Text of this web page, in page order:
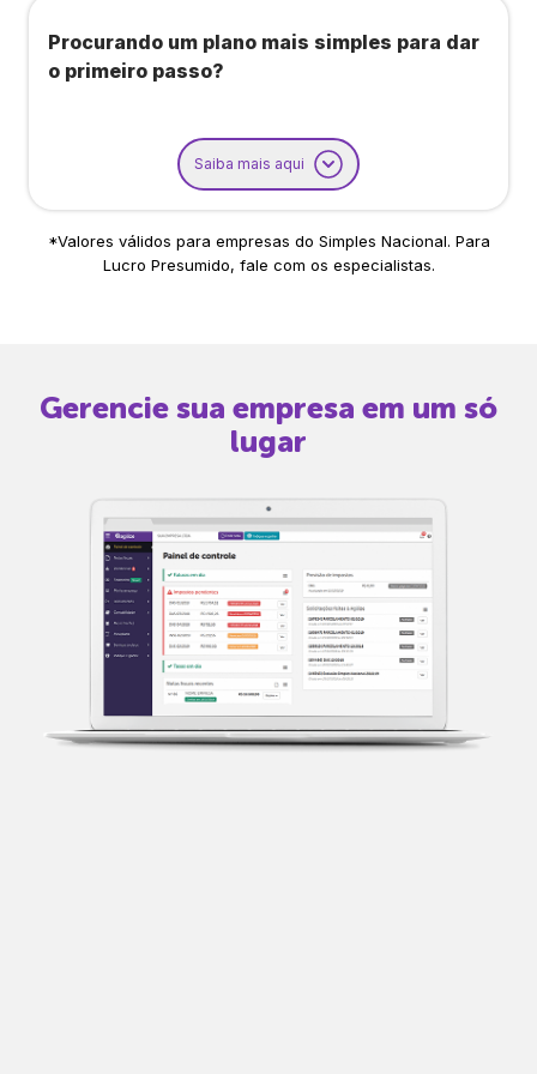
Procurando um plano mais simples para dar
o primeiro passo?
Saiba mais aqui
*Valores válidos para empresas do Simples Nacional. Para
Lucro Presumido, fale com os especialistas.
Gerencie sua empresa em um só
lugar